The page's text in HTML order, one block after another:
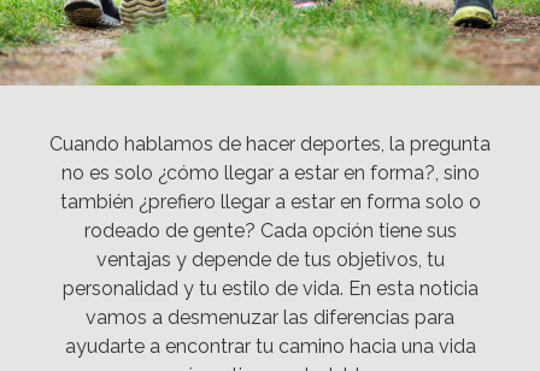
Cuando hablamos de hacer deportes, la pregunta
no es solo ¿cómo llegar a estar en forma?, sino
también ¿prefiero llegar a estar en forma solo o
rodeado de gente? Cada opción tiene sus
ventajas y depende de tus objetivos, tu
personalidad y tu estilo de vida. En esta noticia
vamos a desmenuzar las diferencias para
ayudarte a encontrar tu camino hacia una vida